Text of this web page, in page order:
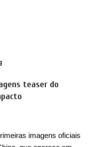
teaser do
imagens oficiais